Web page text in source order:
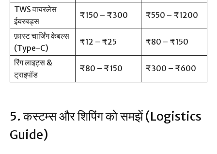
TWS वायरलेस
ईयरबड्स
₹150 – ₹300 ₹550 – ₹1200
फ़ास्ट चार्जिंग केबल्स
(Type-C)
₹12 – ₹25 ₹80 – ₹150
रिंग लाइट्स &
ट्राइपॉड
₹80 – ₹150 ₹300 – ₹600
5. कस्टम्स और शिपिंग को समझें (Logistics
Guide)